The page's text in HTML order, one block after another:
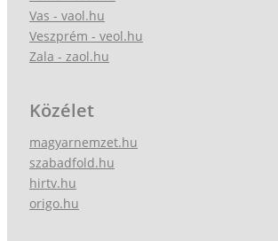
Vas - vaol.hu
Veszprém - veol.hu
Zala - zaol.hu
Közélet
magyarnemzet.hu
szabadfold.hu
hirtv.hu
origo.hu